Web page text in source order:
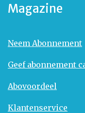
Magazine
Neem Abonnement
Geef abonnement
Abovoordeel
Klantenservice